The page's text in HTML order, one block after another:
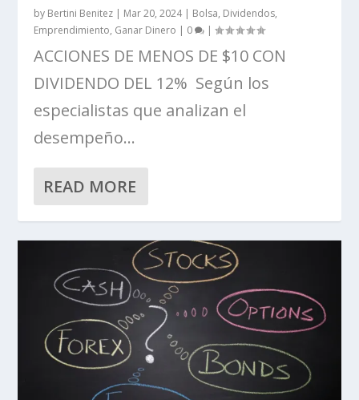
by Bertini Benitez Mar 20, 2024| Bolsa, Dividendos,
Emprendimiento, Ganar Dinero 0 |
ACCIONES DE MENOS DE $10 CON
DIVIDENDO DEL 12% Según los
especialistas que analizan el
desempeño...
READ MORE